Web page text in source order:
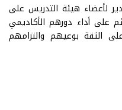
لأعضاء هيئة التدريس على
على أداء دورهم الأكاديمي
الثقة بوعيهم والتزامهم